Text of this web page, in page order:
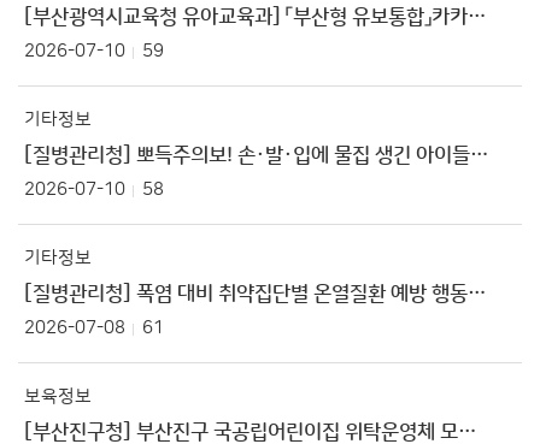
[부산광역시교육청 유아교육과] 「부산형 유보통합」카카오톡 채널 가입 안내
2026-07-10 59
기타정보
[질병관리청] 뽀득주의보! 손·발·입에 물집 생긴 아이들 주목 수족구병 주의!
2026-07-10 58
기타정보
[질병관리청] 폭염 대비 취약집단별 온열질환 예방 행동요령
2026-07-08 61
보육정보
[부산진구청] 부산진구 국공립어린이집 위탁운영체 모집 공고